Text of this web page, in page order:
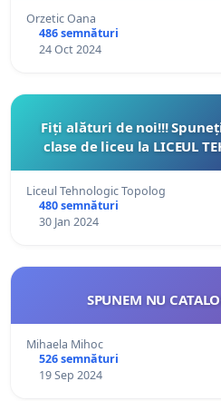
Orzetic Oana
486 semnături
24 Oct 2024
Fiți alături de noi!!!
clase de liceu la LICEUL
Liceul Tehnologic Topolog
480 semnături
30 Jan 2024
SPUNEM NU
Mihaela Mihoc
526 semnături
19 Sep 2024